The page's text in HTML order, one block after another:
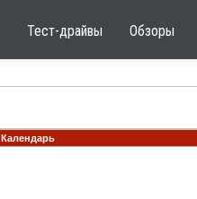
Тест-драйвы Обзоры
Календарь